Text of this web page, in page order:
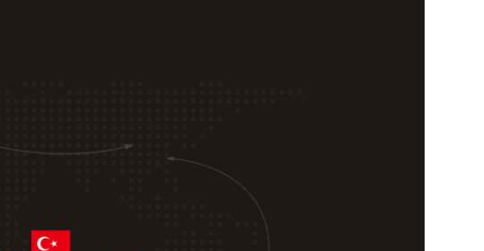
。。。。。。。。。。。。。。。。。。。。。。。。。。。。。。。。。。。。。。。。。。